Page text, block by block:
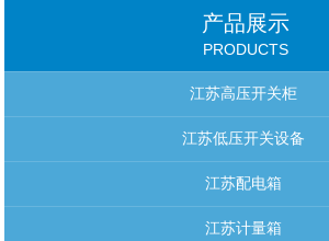
产品展示
PRODUCTS
江苏高压开关柜
江苏低压开关设备
江苏配电箱
江苏计量箱